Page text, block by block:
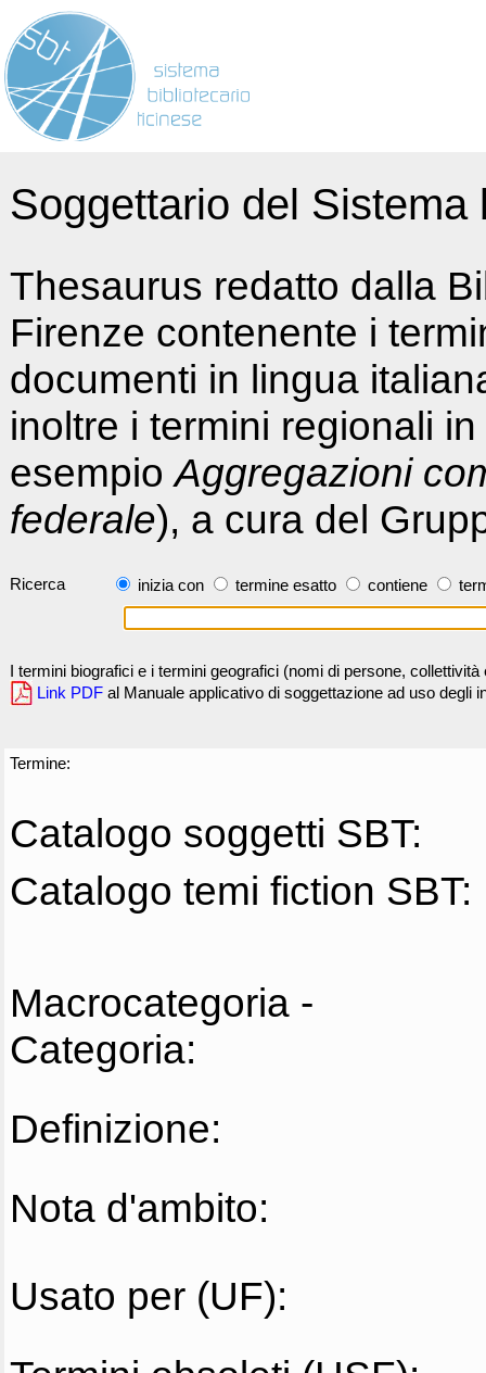
Soggettario del
Thesaurus redatto dalla
Firenze contenente i
documenti in lingua
inoltre i termini regionali
esempioAggregazioni
federale), a cura del
Ricerca inizia con termine esatto contiene
I termini biografici e i termini geografici (nomi di persone,
Link PDF al Manuale applicativo di soggettazione ad uso degli
Termine:
Catalogo soggetti SBT:
Catalogo temi fiction SBT:
Macrocategoria -
Categoria:
Definizione:
Nota d'ambito:
Usato per (UF):